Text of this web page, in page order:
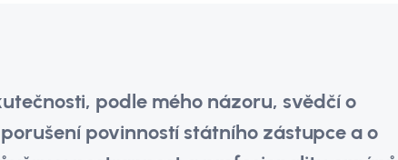
podle mého názoru, svědčí o
povinností státního zástupce a o